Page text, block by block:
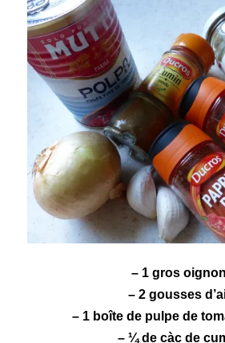
– 1 gros oignon
– 2 gousses
– 1 boîte de pulpe de
– ¼ de càc de